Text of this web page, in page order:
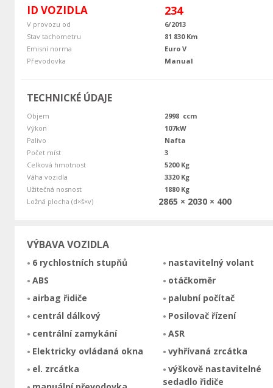
ID VOZIDLA 234
V provozu od
6/2013
Stav tachometru
81 830 Km
Emisní norma
Euro V
Převodovka
Manual
TECHNICKÉ ÚDAJE
Objem
2998 ccm
Výkon
107kW
Palivo
Nafta
Počet míst
3
Celková hmotnost
5200 Kg
Váha vozidla
3320 Kg
Užitečná nosnost
1880 Kg
Ložná plocha (d×š×v)
2865 × 2030 × 400
VÝBAVA VOZIDLA
6 rychlostních stupňů
ABS
airbag řidiče
centrál dálkový
centrální zamykání
Elektricky ovládaná okna
el. zrcátka
nastavitelný volant
otáčkoměr
palubní počítač
Posilovač řízení
ASR
vyhřívaná zrcátka
výškově nastavitelné
sedadlo řidiče